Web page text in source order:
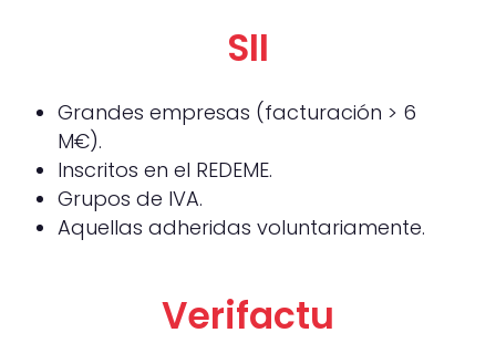
SII
Grandes empresas (facturación > 6
M€).
Inscritos en el REDEME.
Grupos de IVA.
Aquellas adheridas voluntariamente.
Verifactu